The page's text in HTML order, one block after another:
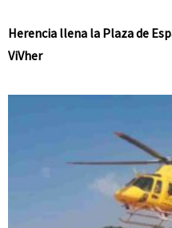
Herencia llena la Plaza de
ViVher